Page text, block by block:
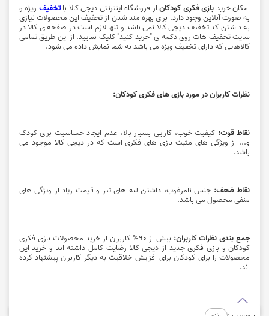
امکان خرید بازی فکری کودکاناز فروشگاه اینترنتی دیجی کالا باتخفیف ویژه و
به صورت آنلاین وجود دارد. برای بهره مند شدن از تخفیف این محصولات نیازی
به داشتن کد تخفیف دیجی کالا نمی باشد و تنها لازم است در صفحه ی کالا در
سایت تخفیف هات روی دکمه ی "خرید کنید" کلیک نمایید. از این طریق تمامی
کالاهایی که دارای تخفیف ویزه می باشد به شما نمایش داده می شود.
نظرات کاربران در مورد بازی های فکری کودکان:
نقاط قوت: کیفیت خوب، کارایی بسیار بالا، عدم ایجاد حساسیت برای کودک
و... از ویژگی های مثبت بازی های فکری است که در دیجی کالا موجود می
باشد.
نقاط ضعف: جنس نامرغوب، داشتن لبه های تیز و قیمت زیاد از ویژگی های
منفی محصول می باشد.
جمع بندی نظرات کاربران:
بیش از 90% کاربران از خرید محصولات بازی فکری
کودکان و بازی فکری جدید از دیجی کالا رضایت کامل داشته اند و خرید این
محصولات را برای کودکان برای افزایش خلاقیت به دیگر کاربران پیشنهاد کرده
اند.